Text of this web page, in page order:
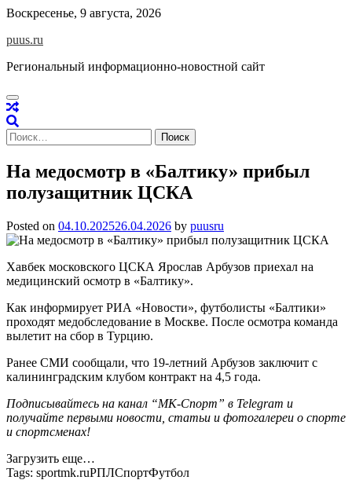
Skip
content
Воскресенье, 9 августа, 2026
puus.ru
Региональный информационно-новостной сайт
Найти:
На медосмотр в «Балтику» прибыл
полузащитник ЦСКА
Posted on 04.10.202526.04.2026 by puusru
Хавбек московского ЦСКА Ярослав Арбузов приехал на
медицинский осмотр в «Балтику».
Как информирует РИА «Новости», футболисты «Балтики»
проходят медобследование в Москве. После осмотра команда
вылетит на сбор в Турцию.
Ранее СМИ сообщали, что 19-летний Арбузов заключит с
калининградским клубом контракт на 4,5 года.
Подписывайтесь на канал “МК-Спорт” в Telegram и
получайте первыми новости, статьи и фотогалереи о спорте
и спортсменах!
Загрузить еще…
Tags: sportmk.ruРПЛСпортФутбол